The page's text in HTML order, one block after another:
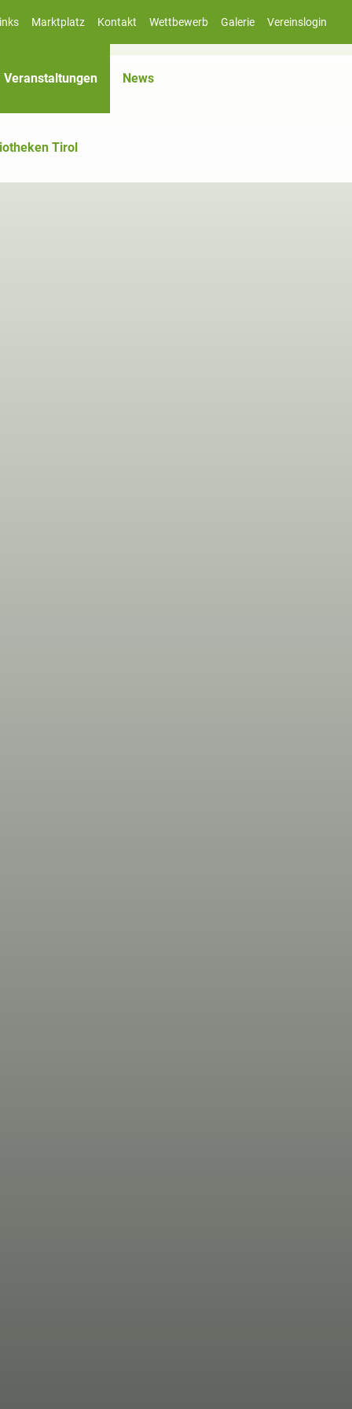
Marktplatz Kontakt Wettbewerb Galerie Vereinslogin
Veranstaltungen(aktiv)News
Tirol